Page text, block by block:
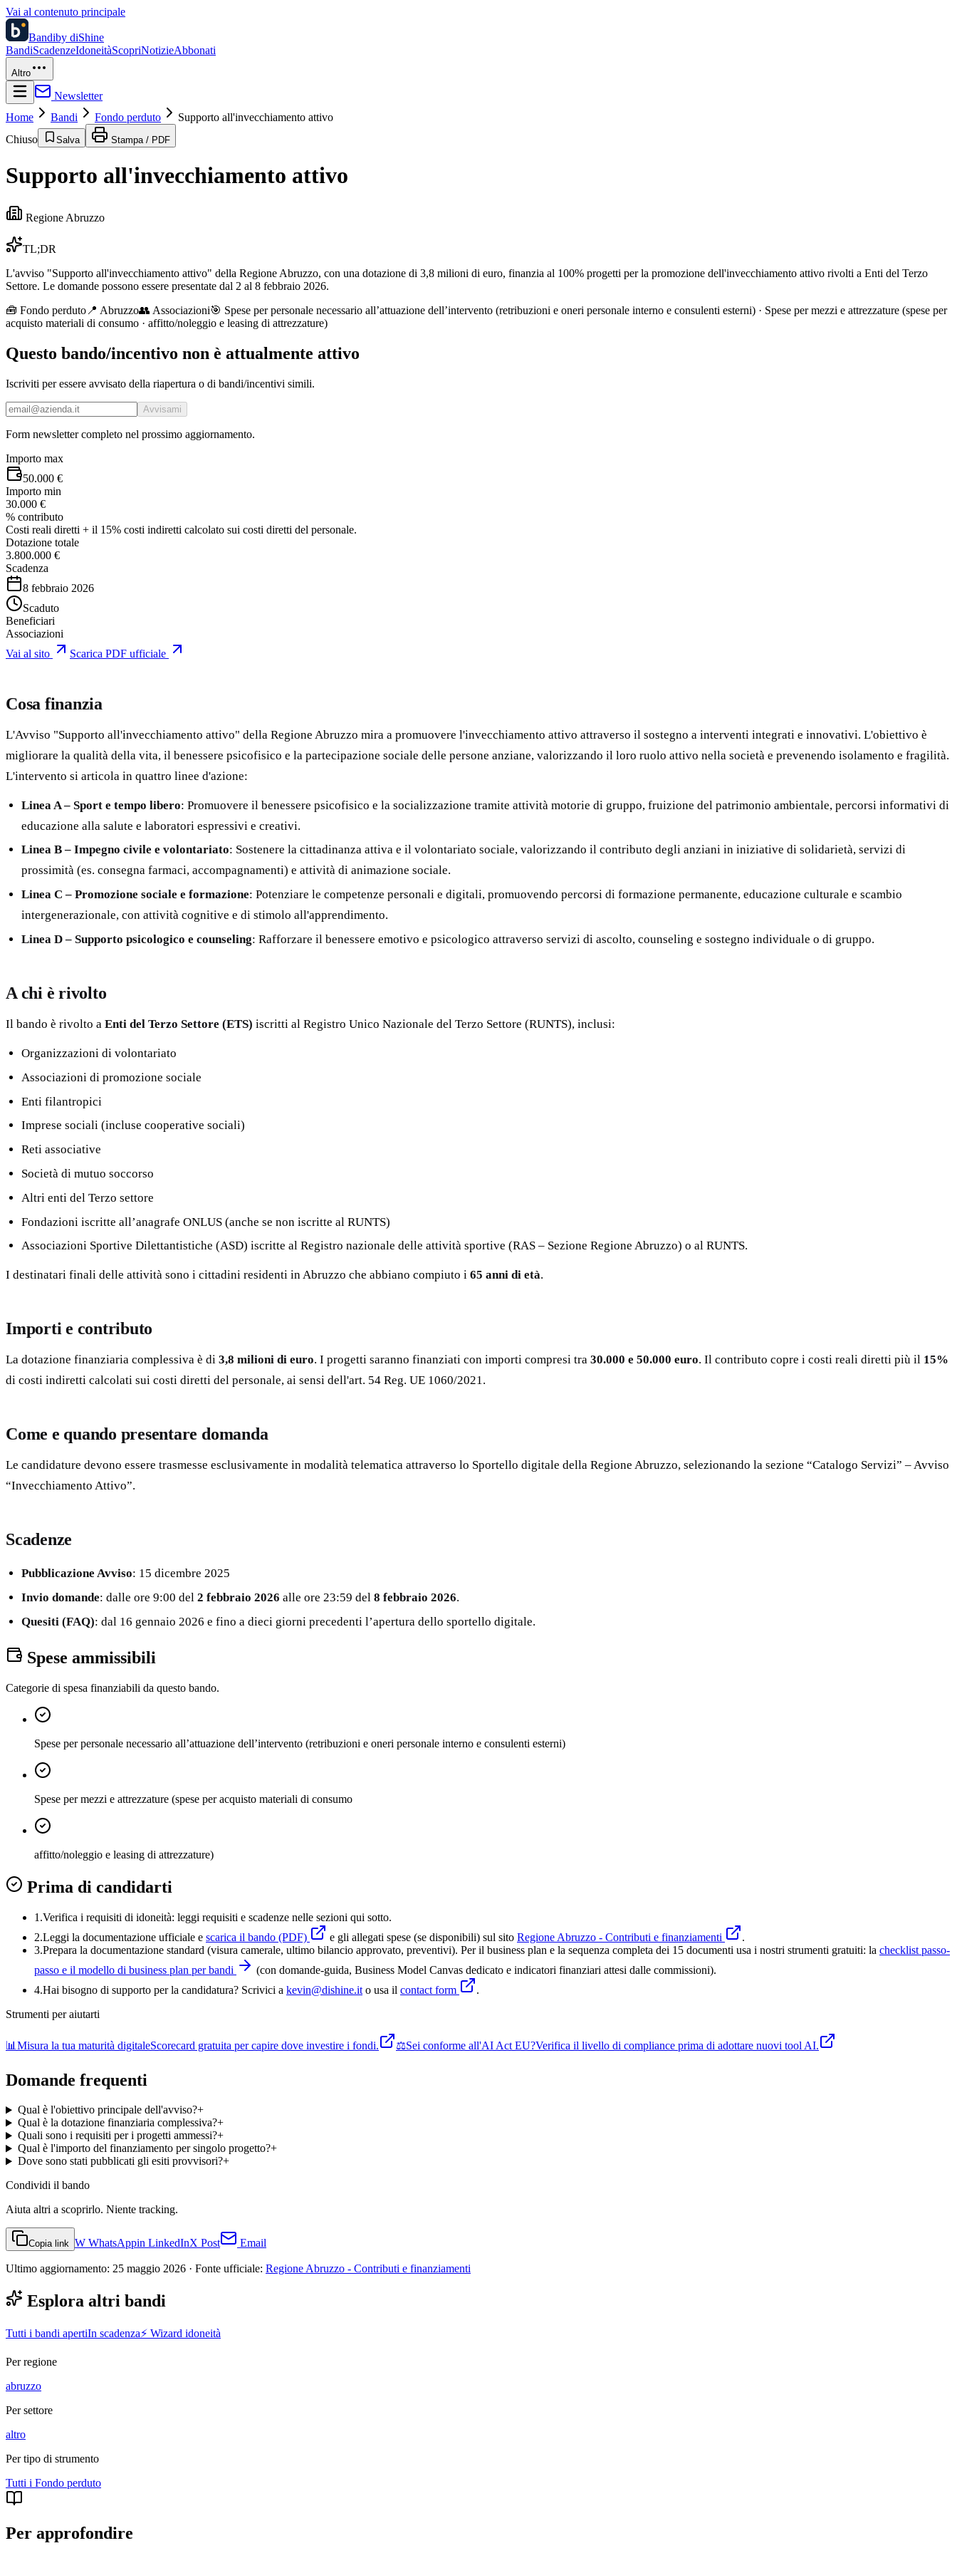
Vai al contenuto principale
Bandiby diShine
BandiScadenzeIdoneitàScopriNotizieAbbonati
Altro
Newsletter
Home
Bandi Fondo perduto
Supporto all'invecchiamento attivo
Chiuso
Salva Stampa / PDF
Supporto all'invecchiamento attivo
Regione Abruzzo
TL;DR
L'avviso "Supporto all'invecchiamento attivo" della Regione Abruzzo, con una dotazione di 3,8 milioni di euro, finanzia al 100% progetti per la promozione dell'invecchiamento attivo rivolti a Enti del Terzo
Settore. Le domande possono essere presentate dal 2 al 8 febbraio 2026.
🧰 Fondo perduto 📍 Abruzzo👥 Associazioni🎯 Spese per personale necessario all’attuazione dell’intervento (retribuzioni e oneri personale interno e consulenti esterni) · Spese per mezzi e attrezzature (spese per
acquisto materiali di consumo · affitto/noleggio e leasing di attrezzature)
Questo bando/incentivo non è attualmente attivo
Iscriviti per essere avvisato della riapertura o di bandi/incentivi simili.
Avvisami
Form newsletter completo nel prossimo aggiornamento.
Importo max
50.000 €
Importo min
30.000 €
% contributo
Costi reali diretti + il 15% costi indiretti calcolato sui costi diretti del personale.
Dotazione totale
3.800.000 €
Scadenza
8 febbraio 2026
Scaduto
Beneficiari
Associazioni
Vai al sito
Scarica PDF ufficiale
Cosa finanzia
L'Avviso "Supporto all'invecchiamento attivo" della Regione Abruzzo mira a promuovere l'invecchiamento attivo attraverso il sostegno a interventi integrati e innovativi. L'obiettivo è
migliorare la qualità della vita, il benessere psicofisico e la partecipazione sociale delle persone anziane, valorizzando il loro ruolo attivo nella società e prevenendo isolamento e fragilità.
L'intervento si articola in quattro linee d'azione:
Linea A – Sport e tempo libero: Promuovere il benessere psicofisico e la socializzazione tramite attività motorie di gruppo, fruizione del patrimonio ambientale, percorsi informativi di
educazione alla salute e laboratori espressivi e creativi.
Linea B – Impegno civile e volontariato: Sostenere la cittadinanza attiva e il volontariato sociale, valorizzando il contributo degli anziani in iniziative di solidarietà, servizi di
prossimità (es. consegna farmaci, accompagnamenti) e attività di animazione sociale.
Linea C – Promozione sociale e formazione: Potenziare le competenze personali e digitali, promuovendo percorsi di formazione permanente, educazione culturale e scambio
intergenerazionale, con attività cognitive e di stimolo all'apprendimento.
Linea D – Supporto psicologico e counseling: Rafforzare il benessere emotivo e psicologico attraverso servizi di ascolto, counseling e sostegno individuale o di gruppo.
A chi è rivolto
Il bando è rivolto a Enti del Terzo Settore (ETS) iscritti al Registro Unico Nazionale del Terzo Settore (RUNTS), inclusi:
Organizzazioni di volontariato
Associazioni di promozione sociale
Enti filantropici
Imprese sociali (incluse cooperative sociali)
Reti associative
Società di mutuo soccorso
Altri enti del Terzo settore
Fondazioni iscritte all’anagrafe ONLUS (anche se non iscritte al RUNTS)
Associazioni Sportive Dilettantistiche (ASD) iscritte al Registro nazionale delle attività sportive (RAS – Sezione Regione Abruzzo) o al RUNTS.
I destinatari finali delle attività sono i cittadini residenti in Abruzzo che abbiano compiuto i 65 anni di età.
Importi e contributo
La dotazione finanziaria complessiva è di 3,8 milioni di euro. I progetti saranno finanziati con importi compresi tra 30.000 e 50.000 euro. Il contributo copre i costi reali diretti più il 15%
di costi indiretti calcolati sui costi diretti del personale, ai sensi dell'art. 54 Reg. UE 1060/2021.
Come e quando presentare domanda
Le candidature devono essere trasmesse esclusivamente in modalità telematica attraverso lo Sportello digitale della Regione Abruzzo, selezionando la sezione “Catalogo Servizi” – Avviso
“Invecchiamento Attivo”.
Scadenze
Pubblicazione Avviso: 15 dicembre 2025
Invio domande: dalle ore 9:00 del2 febbraio 2026 alle ore 23:59 del8 febbraio 2026.
Quesiti (FAQ): dal 16 gennaio 2026 e fino a dieci giorni precedenti l’apertura dello sportello digitale.
Spese ammissibili
Categorie di spesa finanziabili da questo bando.
Spese per personale necessario all’attuazione dell’intervento (retribuzioni e oneri personale interno e consulenti esterni)
Spese per mezzi e attrezzature (spese per acquisto materiali di consumo
affitto/noleggio e leasing di attrezzature)
Prima di candidarti
1.Verifica i requisiti di idoneità: leggi requisiti e scadenze nelle sezioni qui sotto.
2.Leggi la documentazione ufficiale e scarica il bando (PDF) e gli allegati spese (se disponibili) sul sito Regione Abruzzo - Contributi e finanziamenti
.
3.Prepara la documentazione standard (visura camerale, ultimo bilancio approvato, preventivi). Per il business plan e la sequenza completa dei 15 documenti usa i nostri strumenti gratuiti: la checklist passo-
passo e il modello di business plan per bandi
(con domande-guida, Business Model Canvas dedicato e indicatori finanziari attesi dalle commissioni).
4.Hai bisogno di supporto per la candidatura? Scrivici a kevin@dishine.it o usa il contact form
.
Strumenti per aiutarti
📊 Misura la tua maturità digitaleScorecard gratuita per capire dove investire i fondi. ⚖️Sei conforme all'AI Act EU?Verifica il livello di compliance prima di adottare nuovi tool AI.
Domande frequenti
Qual è l'obiettivo principale dell'avviso?+
Qual è la dotazione finanziaria complessiva?+
Quali sono i requisiti per i progetti ammessi?+
Qual è l'importo del finanziamento per singolo progetto?+
Dove sono stati pubblicati gli esiti provvisori?+
Condividi il bando
Aiuta altri a scoprirlo. Niente tracking.
Copia link W WhatsAppin LinkedInX Post Email
Ultimo aggiornamento: 25 maggio 2026 · Fonte ufficiale: Regione Abruzzo - Contributi e finanziamenti
Esplora altri bandi
Tutti i bandi apertiIn scadenza⚡ Wizard idoneità
Per regione
abruzzo
Per settore
altro
Per tipo di strumento
Tutti i Fondo perduto
Per approfondire